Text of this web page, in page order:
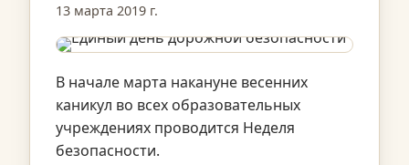
13 марта 2019 г.
В начале марта накануне весенних
каникул во всех образовательных
учреждениях проводится Неделя
безопасности.